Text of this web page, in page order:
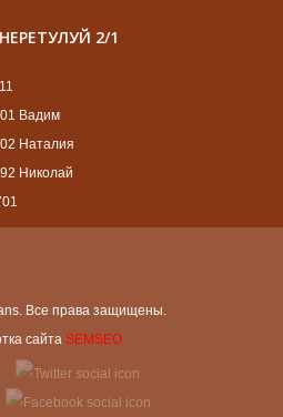
2/1
Вадим
Наталия
Николай
Все права защищены.
сайта SEMSEO